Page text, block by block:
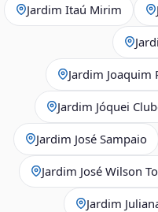
Jardim Itaú Mirim
Jardim Joaquim
Jardim Jóquei
Jardim José Sampaio
Jardim José Wilson
Jardim